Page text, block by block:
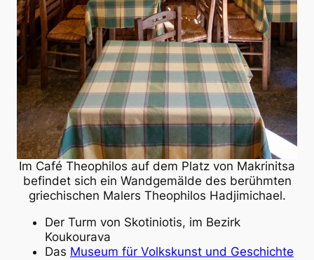
Im Café Theophilos auf dem Platz von Makrinitsa
befindet sich ein Wandgemälde des berühmten
griechischen Malers Theophilos Hadjimichael.
Der Turm von Skotiniotis, im Bezirk
Koukourava
Das Museum für Volkskunst und Geschichte